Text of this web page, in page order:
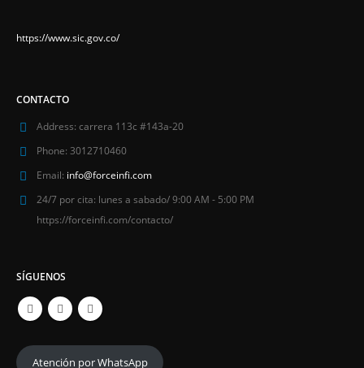
https://www.sic.gov.co/
CONTACTO
Address: carrera 113c #143a-20
Phone: 3012710460
Email: info@forceinfi.com
24/7 por cita: lunes a sabado/ 9:00 AM - 5:00 PM
https://forceinfi.com/contacto/
SÍGUENOS
Atención por WhatsApp